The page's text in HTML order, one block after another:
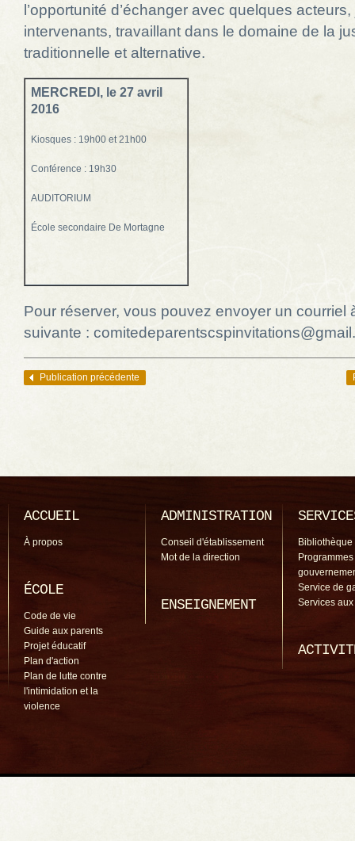
l’opportunité d’échanger avec quelques
intervenants, travaillant dans le domaine de la
traditionnelle et alternative.
MERCREDI, le 27 avril
2016
Kiosques : 19h00 et 21h00
Conférence : 19h30
AUDITORIUM
École secondaire De Mortagne
Pour réserver, vous pouvez envoyer un courriel
suivante :
Navigation des articles
Publication précédente
ACCUEIL
À propos
ÉCOLE
Code de vie
Guide aux parents
Projet éducatif
Plan d'action
Plan de lutte contre
l'intimidation et la
violence
ADMINISTRATION
Conseil d'établissement
Mot de la direction
ENSEIGNEMENT
Bibliothèque
Programmes
Service de
Services